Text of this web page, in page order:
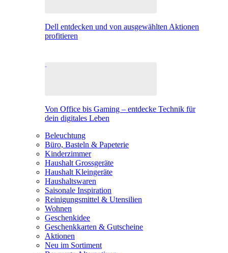
Dell entdecken und von ausgewählten Aktionen
profitieren
Von Office bis Gaming – entdecke Technik für
dein digitales Leben
Beleuchtung
Büro, Basteln & Papeterie
Kinderzimmer
Haushalt Grossgeräte
Haushalt Kleingeräte
Haushaltswaren
Saisonale Inspiration
Reinigungsmittel & Utensilien
Wohnen
Geschenkidee
Geschenkkarten & Gutscheine
Aktionen
Neu im Sortiment